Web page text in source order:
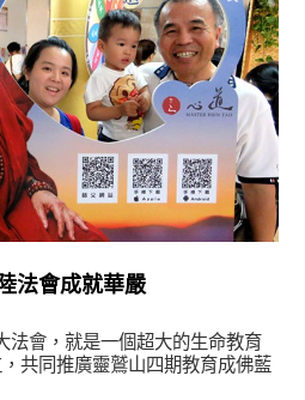
法會成就華嚴
法會，就是一個超大的生命教育
共同推廣靈鷲山四期教育成佛藍